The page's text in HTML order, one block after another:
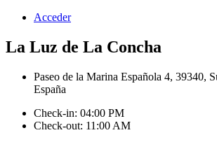
Acceder
La Luz de La Concha
Paseo de la Marina Española 4, 39340,
España
Check-in: 04:00 PM
Check-out: 11:00 AM